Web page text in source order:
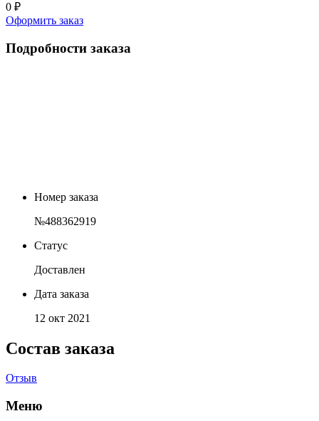
0 ₽
Оформить заказ
Подробности заказа
Номер заказа
№488362919
Статус
Доставлен
Дата заказа
12 окт 2021
Состав заказа
Отзыв
Меню